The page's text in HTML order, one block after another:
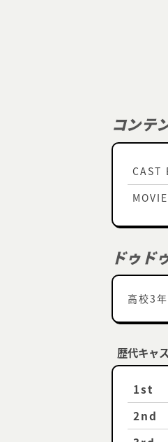
コンテ
CAST
ドゥド
高校3
歴代キャ
1st
2nd